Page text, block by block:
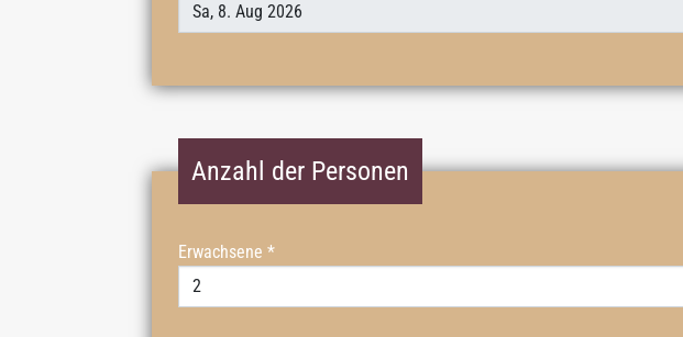
Anzahl der Personen
Erwachsene *